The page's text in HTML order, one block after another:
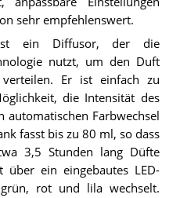
sehr empfehlenswert.
ist ein Diffusor, der die
nutzt, um den Duft
Er ist einfach zu
die Intensität des
Farbwechsel
fasst bis zu 80 ml, so dass
3,5 Stunden lang Düfte
ein eingebautes LED-
rot und lila wechselt.